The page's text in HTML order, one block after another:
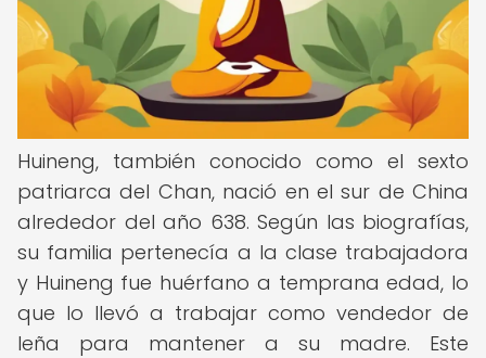
Huineng, también conocido como el sexto
patriarca del Chan, nació en el sur de China
alrededor del año 638. Según las biografías,
su familia pertenecía a la clase trabajadora
y Huineng fue huérfano a temprana edad, lo
que lo llevó a trabajar como vendedor de
leña para mantener a su madre. Este